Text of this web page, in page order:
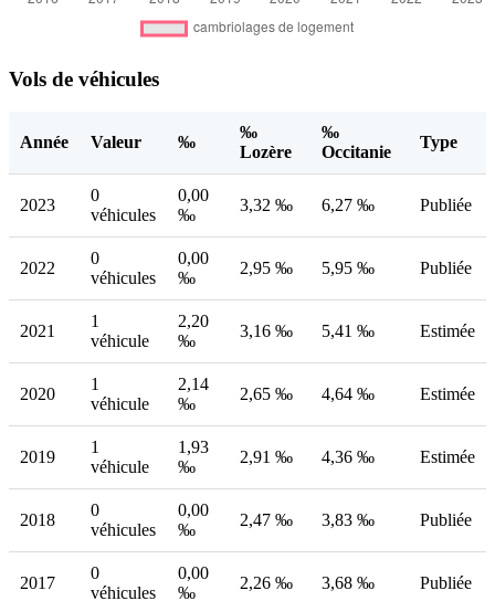
Vols de véhicules
Année Valeur ‰
‰
Lozère
‰
Occitanie
Type
2023
0
véhicules
0,00
‰
3,32 ‰ 6,27 ‰ Publiée
2022
0
véhicules
0,00
‰
2,95 ‰ 5,95 ‰ Publiée
2021
1
véhicule
2,20
‰
3,16 ‰ 5,41 ‰ Estimée
2020
1
véhicule
2,14
‰
2,65 ‰ 4,64 ‰ Estimée
2019
1
véhicule
1,93
‰
2,91 ‰ 4,36 ‰ Estimée
2018
0
véhicules
0,00
‰
2,47 ‰ 3,83 ‰ Publiée
2017
0
véhicules
0,00
‰
2,26 ‰ 3,68 ‰ Publiée